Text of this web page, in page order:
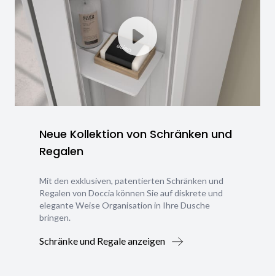
Neue Kollektion von Schränken und
Regalen
Mit den exklusiven, patentierten Schränken und
Regalen von Doccia können Sie auf diskrete und
elegante Weise Organisation in Ihre Dusche
bringen.
Schränke und Regale anzeigen